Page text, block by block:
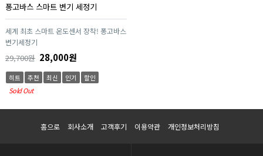
퐁고바스 스마트 변기 세정기
세계 최초 스마트 온도센서 장착! 퐁고바스
변기세정기
29,700원 28,000원
히트 추천 최신 인기
할인
Sold Out
홈으로 회사소개 고객후기 이용약관 개인정보처리방침